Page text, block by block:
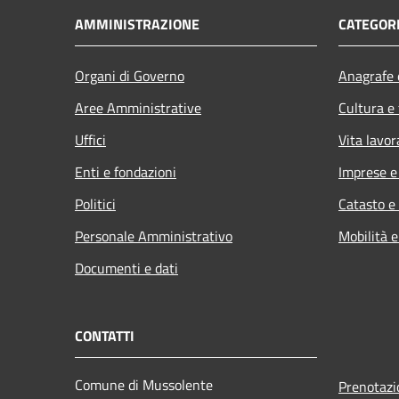
AMMINISTRAZIONE
Organi di Governo
Aree Amministrative
Uffici
Enti e fondazioni
Politici
Personale Amministrativo
Documenti e dati
Cultura
Vita
Imprese
Catasto
Mobilità
CONTATTI
Comune di Mussolente